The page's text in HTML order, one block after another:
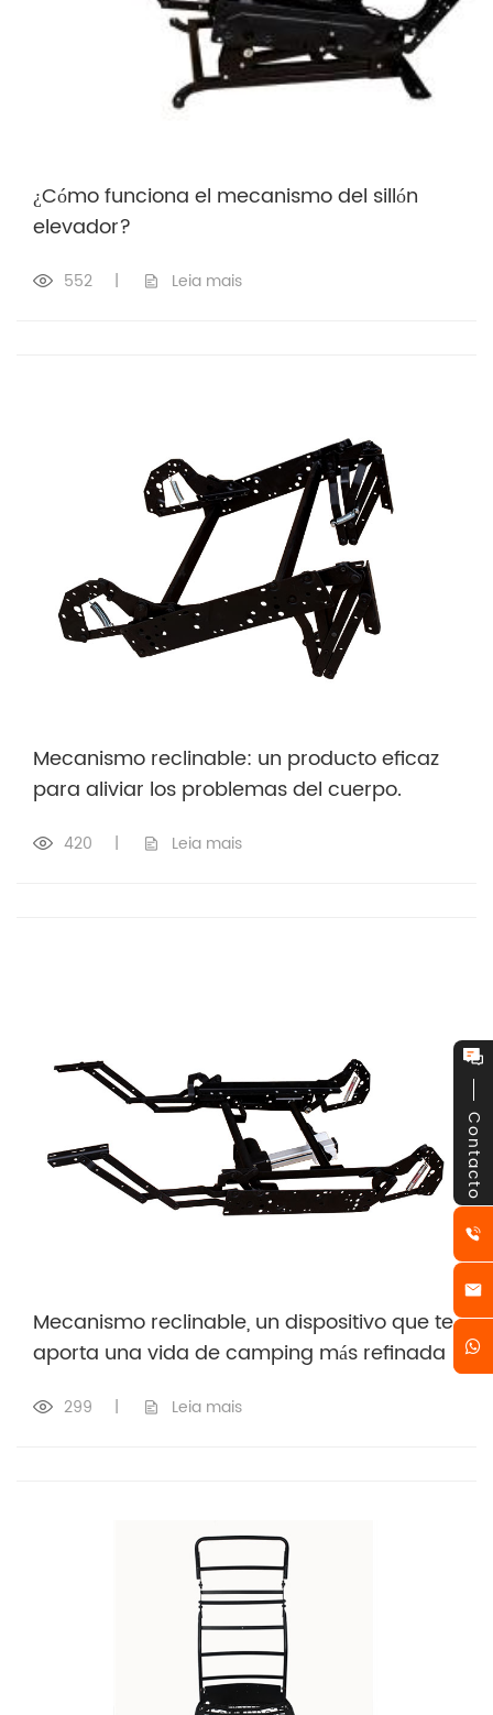
¿Cómo funciona el mecanismo del sillón
elevador?
552 | Leia mais
Mecanismo reclinable: un producto eficaz
para aliviar los problemas del cuerpo.
420 | Leia mais
Mecanismo reclinable, un dispositivo que te
aporta una vida de camping más refinada
299 | Leia mais
Contacto